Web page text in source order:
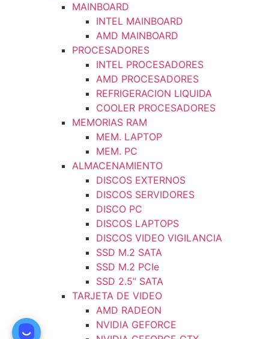
MAINBOARD
INTEL MAINBOARD
AMD MAINBOARD
PROCESADORES
INTEL PROCESADORES
AMD PROCESADORES
REFRIGERACION LIQUIDA
COOLER PROCESADORES
MEMORIAS RAM
MEM. LAPTOP
MEM. PC
ALMACENAMIENTO
DISCOS EXTERNOS
DISCOS SERVIDORES
DISCO PC
DISCOS LAPTOPS
DISCOS VIDEO VIGILANCIA
SSD M.2 SATA
SSD M.2 PCIe
SSD 2.5” SATA
TARJETA DE VIDEO
AMD RADEON
NVIDIA GEFORCE